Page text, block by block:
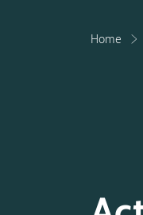
Home